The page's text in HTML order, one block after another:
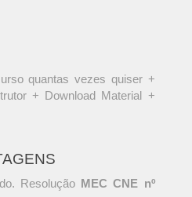
quantas vezes quiser +
+ Download Material +
Resolução MEC CNE nº